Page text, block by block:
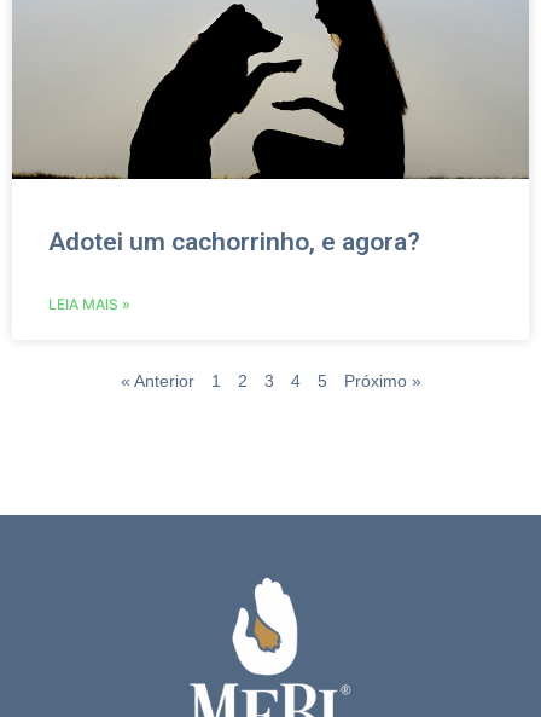
Adotei um cachorrinho, e agora?
LEIA MAIS »
« Anterior 1 2 3 4 5 Próximo »